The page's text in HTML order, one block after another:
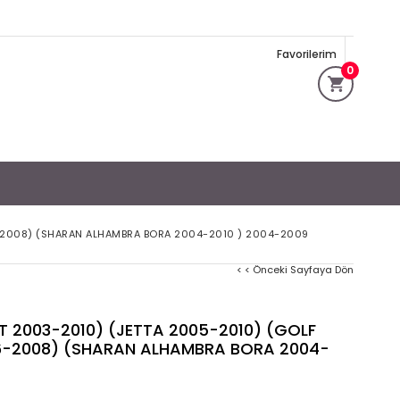
0
Favorilerim
(SHARAN ALHAMBRA BORA 2004-2010 ) 2004-2009
< < Önceki Sayfaya Dön
2003-2010) (JETTA 2005-2010) (GOLF
(SHARAN ALHAMBRA BORA 2004-